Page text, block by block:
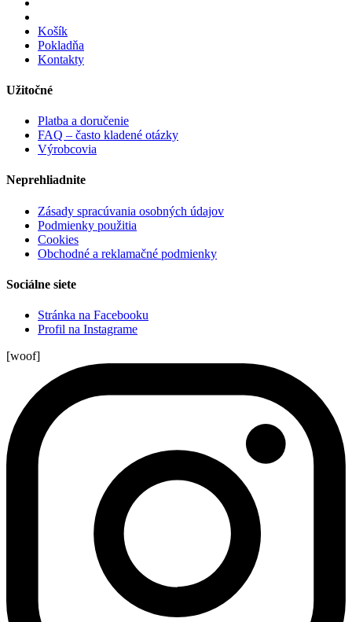
Košík
Pokladňa
Kontakty
Užitočné
Platba a doručenie
FAQ – často kladené otázky
Výrobcovia
Neprehliadnite
Zásady spracúvania osobných údajov
Podmienky použitia
Cookies
Obchodné a reklamačné podmienky
Sociálne siete
Stránka na Facebooku
Profil na Instagrame
[woof]